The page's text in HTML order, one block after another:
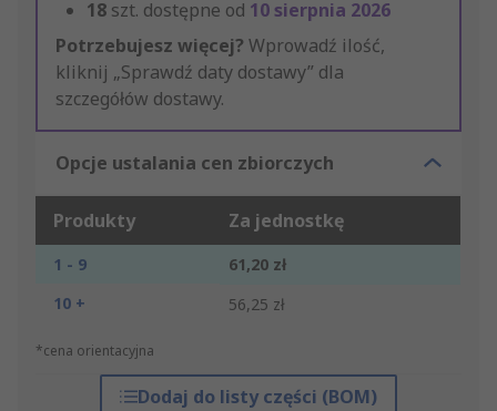
18 szt. dostępne od 10 sierpnia 2026
Potrzebujesz więcej? Wprowadź ilość,
kliknij „Sprawdź daty dostawy” dla
szczegółów dostawy.
Opcje ustalania cen zbiorczych
Produkty Za jednostkę
1 - 9
61,20 zł
10 +
56,25 zł
*cena orientacyjna
Dodaj do listy części (BOM)